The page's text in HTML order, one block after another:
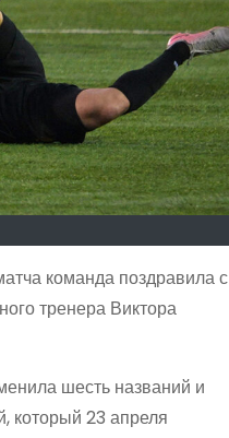
команда поздравила с
тренера Виктора
шесть названий и
который 23 апреля